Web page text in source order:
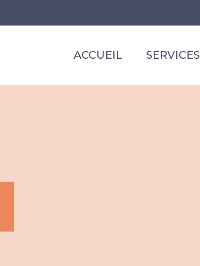
ACCUEIL SERVICES